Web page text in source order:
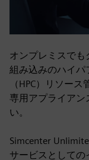
オンプレミスでも
組み込みのハイパ
（HPC）リソー
専用アプライアン
い。
Simcenter
サービスとして